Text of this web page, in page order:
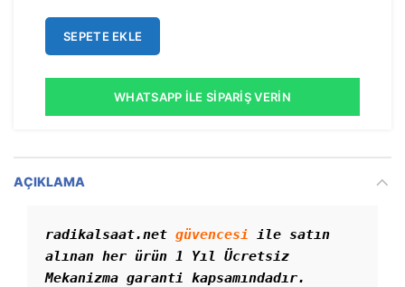
SEPETE EKLE
WHATSAPP İLE SIPARIŞ VERIN
AÇIKLAMA
radikalsaat.net güvencesi ile satın
alınan her ürün 1 Yıl Ücretsiz
Mekanizma garanti kapsamındadır.